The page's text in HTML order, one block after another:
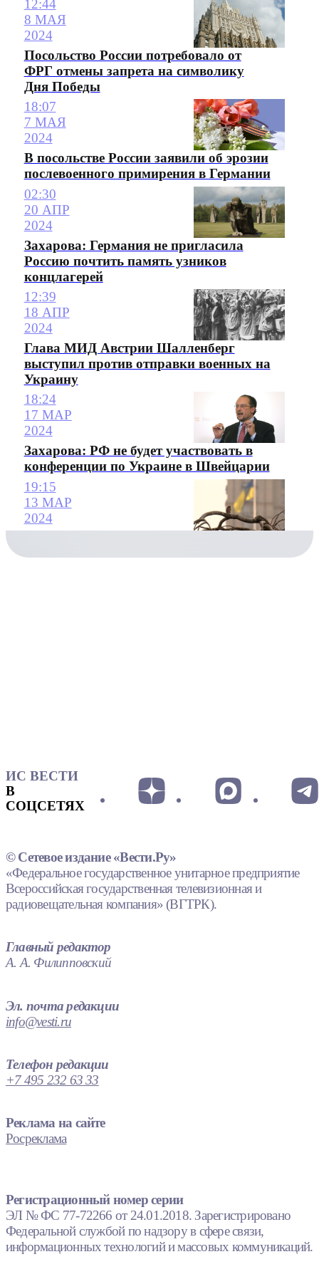
12:44
8 МАЯ
2024
Посольство России потребовало от
ФРГ отмены запрета на символику
Дня Победы
18:07
7 МАЯ
2024
В посольстве России заявили об эрозии
послевоенного примирения в Германии
02:30
20 АПР
2024
Захарова: Германия не пригласила
Россию почтить память узников
концлагерей
12:39
18 АПР
2024
Глава МИД Австрии Шалленберг
выступил против отправки военных на
Украину
18:24
17 МАР
2024
Захарова: РФ не будет участвовать в
конференции по Украине в Швейцарии
19:15
13 МАР
2024
ИС ВЕСТИ
В
СОЦСЕТЯХ
© Сетевое издание «Вести.Ру»
«Федеральное государственное унитарное предприятие
Всероссийская государственная телевизионная и
радиовещательная компания» (ВГТРК).
Главный редактор
А. А. Филипповский
Эл. почта редакции
info@vesti.ru
Телефон редакции
+7 495 232 63 33
Реклама на сайте
Росреклама
Регистрационный номер серии
ЭЛ № ФС 77-72266 от 24.01.2018. Зарегистрировано
Федеральной службой по надзору в сфере связи,
информационных технологий и массовых коммуникаций.